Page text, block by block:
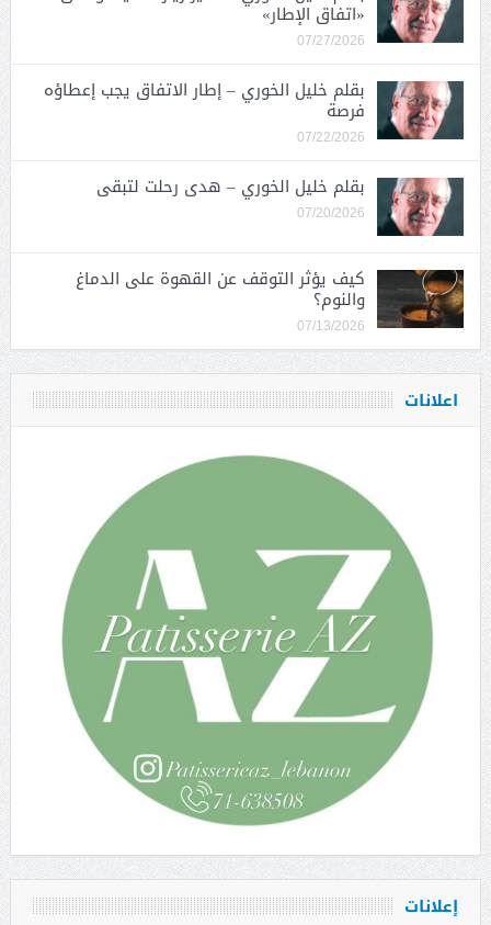
«اتفاق الإطار»
07/27/2026
بقلم خليل الخوري – إطار الاتفاق يجب إعطاؤه
فرصة
07/22/2026
بقلم خليل الخوري – هدى رحلت لتبقى
07/20/2026
كيف يؤثر التوقف عن القهوة على الدماغ
والنوم؟
07/13/2026
اعلانات
إعلانات